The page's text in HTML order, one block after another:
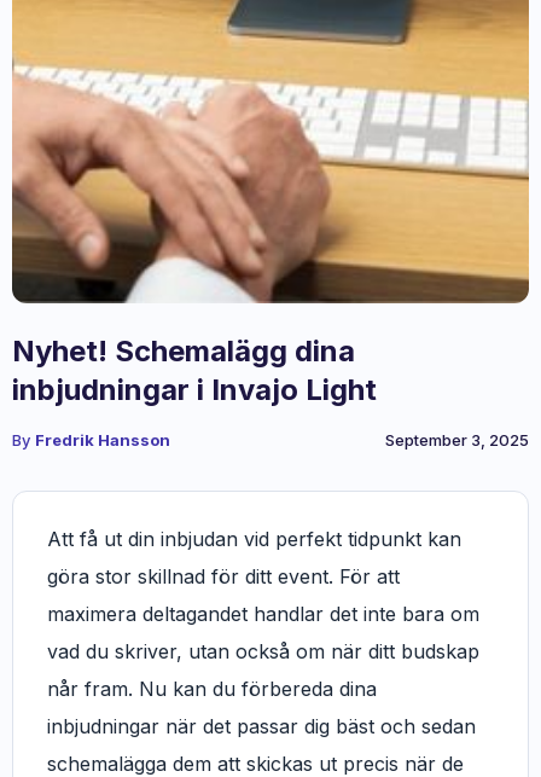
Nyhet! Schemalägg dina
inbjudningar i Invajo Light
By Fredrik Hansson September 3, 2025
Att få ut din inbjudan vid perfekt tidpunkt kan
göra stor skillnad för ditt event. För att
maximera deltagandet handlar det inte bara om
vad du skriver, utan också om när ditt budskap
når fram. Nu kan du förbereda dina
inbjudningar när det passar dig bäst och sedan
schemalägga dem att skickas ut precis när de